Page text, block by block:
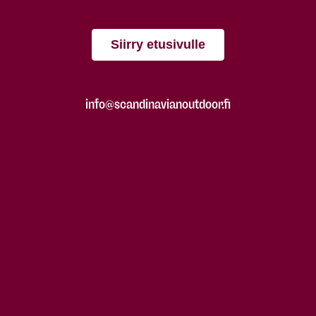
Siirry etusivulle
info@scandinavianoutdoor.fi